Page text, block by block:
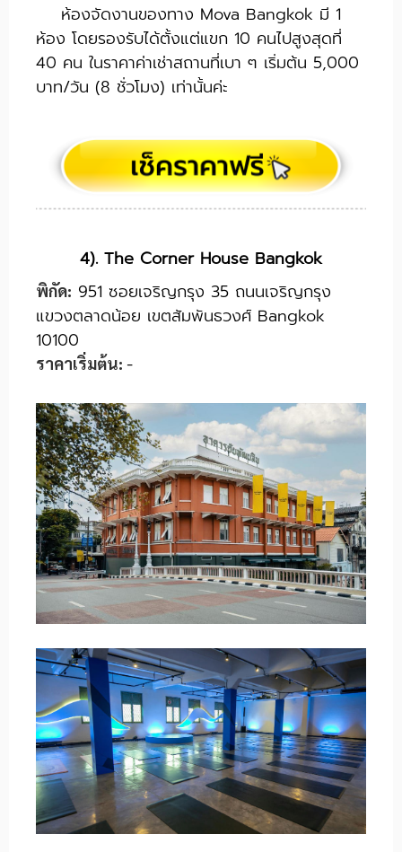
ห้องจัดงานของทาง Mova Bangkok มี 1
ห้อง โดยรองรับได้ตั้งแต่แขก 10 คนไปสูงสุดที่
40 คน ในราคาค่าเช่าสถานที่เบา ๆ เริ่มต้น 5,000
บาท/วัน (8 ชั่วโมง) เท่านั้นค่ะ
4). The Corner House Bangkok
พิกัด: 951 ซอยเจริญกรุง 35 ถนนเจริญกรุง
แขวงตลาดน้อย เขตสัมพันธวงศ์ Bangkok
10100
ราคาเริ่มต้น: -